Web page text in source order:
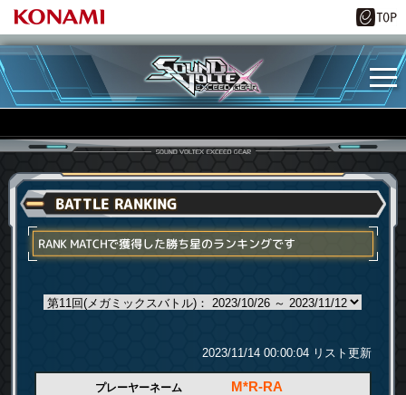
BATTLE RANKING
RANK MATCHで獲得した勝ち星のランキングです
2023/11/14 00:00:04 リスト更新
プレーヤーネーム M*R-RA